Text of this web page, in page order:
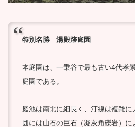
特別名勝 湯殿跡庭園
本庭園は、一乗谷で最も古い4代孝
庭園である。
庭池は南北に細長く、汀線は複雑に
囲には山石の巨石（凝灰角礫岩）に